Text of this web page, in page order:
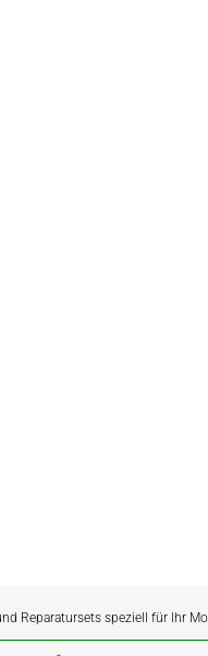
Reparatursets speziell für Ihr